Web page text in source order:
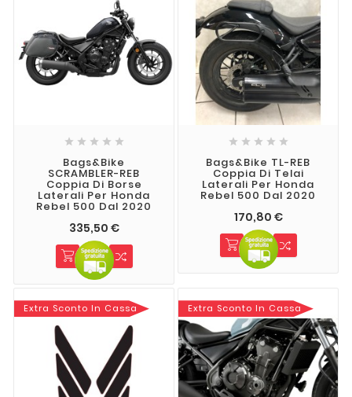
    
Bags&Bike
SCRAMBLER-REB
Coppia Di Borse
Laterali Per Honda
Rebel 500 Dal 2020
335,50 €
    
Bags&Bike TL-REB
Coppia Di Telai
Laterali Per Honda
Rebel 500 Dal 2020
170,80 €
Extra Sconto In Cassa Extra Sconto In Cassa